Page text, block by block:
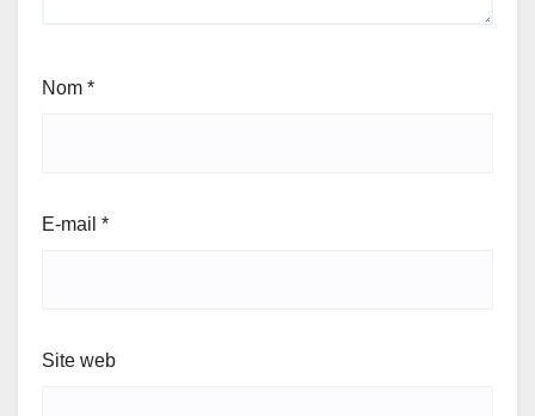
Nom *
E-mail *
Site web